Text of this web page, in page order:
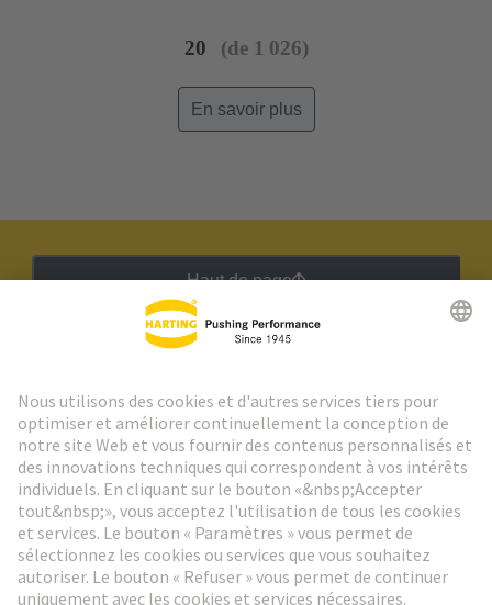
20 (de 1 026)
En savoir plus
Haut de page
Aller à l'inscription
Social Media